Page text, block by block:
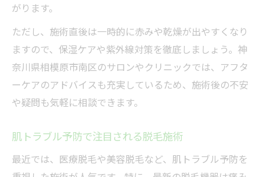
がります。
ただし、施術直後は一時的に赤みや乾燥が出やすくなり
ますので、保湿ケアや紫外線対策を徹底しましょう。神
奈川県相模原市南区のサロンやクリニックでは、アフタ
ーケアのアドバイスも充実しているため、施術後の不安
や疑問も気軽に相談できます。
肌トラブル予防で注目される脱毛施術
最近では、医療脱毛や美容脱毛など、肌トラブル予防を